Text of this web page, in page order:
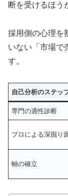
断を受けるほう
採用側の心理を
いない「市場で
す。
自己分析のステッ
専門の適性診断
プロによる深掘り
軸の確立